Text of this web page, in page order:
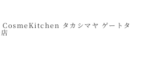
タカシマヤ ゲートタ